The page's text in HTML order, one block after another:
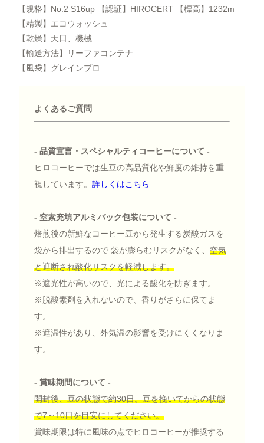
【規格】No.2 S16up 【認証】HIROCERT 【標高】1232m
【精製】エコウォッシュ
【乾燥】天日、機械
【輸送方法】リーファコンテナ
【風袋】グレインプロ
よくあるご質問
- 品質宣言・スペシャルティコーヒーについて -
ヒロコーヒーでは生豆の高品質化や鮮度の維持を重
視しています。 詳しくはこちら
- 窒素充填アルミパック包装について -
焙煎後の新鮮なコーヒー豆から発生する炭酸ガスを
袋から排出するので 袋が膨らむリスクがなく、 空気
と遮断され酸化リスクを軽減します。
※遮光性が高いので、光による酸化を防ぎます。
※脱酸素剤を入れないので、香りがさらに保てま
す。
※遮温性があり、外気温の影響を受けにくくなりま
す。
- 賞味期間について -
開封後、豆の状態で約30日。豆を挽いてからの状態
で7～10日を目安にしてください。
賞味期限は特に風味の点でヒロコーヒーが推奨する